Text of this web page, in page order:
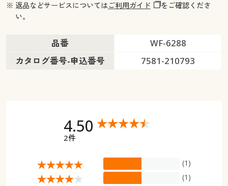
※ 返品などサービスについてはご利用ガイド
をご確認くださ
い。
品番
WF-6288
カタログ番号-申込番号
7581-210793
4.50
2件
(1)
(1)